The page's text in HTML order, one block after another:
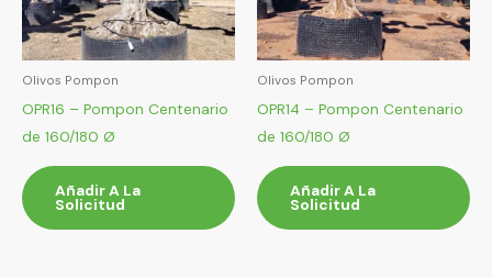
Olivos Pompon
OPR16 – Pompon Centenario
de 160/180 Ø
Añadir A La
Solicitud
Olivos Pompon
OPR14 – Pompon Centenario
de 160/180 Ø
Añadir A La
Solicitud